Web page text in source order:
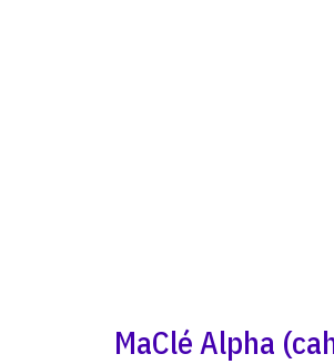
MaClé Alpha